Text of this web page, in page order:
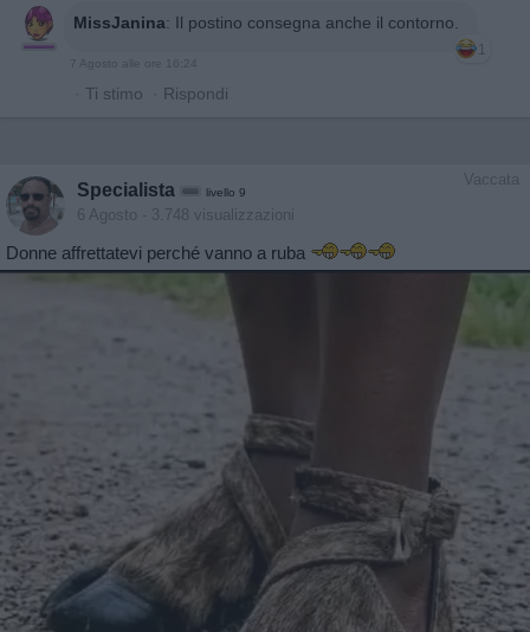
MissJanina: Il postino consegna anche il contorno.
1
7 Agosto alle ore 16:24
· Ti stimo · Rispondi
Vaccata
Specialista livello 9
6 Agosto - 3.748 visualizzazioni
Donne affrettatevi perché vanno a ruba